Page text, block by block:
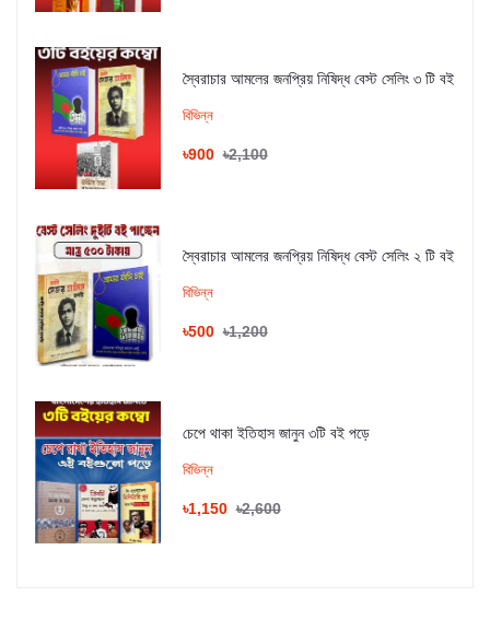
স্বৈরাচার আমলের জনপ্রিয় নিষিদ্ধ বেস্ট সেলিং ৩ টি বই
বিভিন্ন
৳900 ৳2,100
স্বৈরাচার আমলের জনপ্রিয় নিষিদ্ধ বেস্ট সেলিং ২ টি বই
বিভিন্ন
৳500 ৳1,200
চেপে থাকা ইতিহাস জানুন ৩টি বই পড়ে
বিভিন্ন
৳1,150 ৳2,600